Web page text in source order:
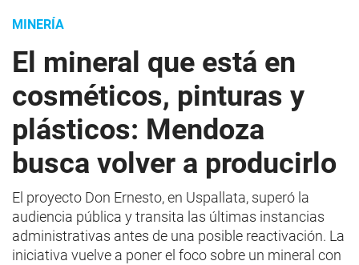
MINERÍA
El mineral que está en
cosméticos, pinturas y
plásticos: Mendoza
busca volver a producirlo
El proyecto Don Ernesto, en Uspallata, superó la
audiencia pública y transita las últimas instancias
administrativas antes de una posible reactivación. La
iniciativa vuelve a poner el foco sobre un mineral con